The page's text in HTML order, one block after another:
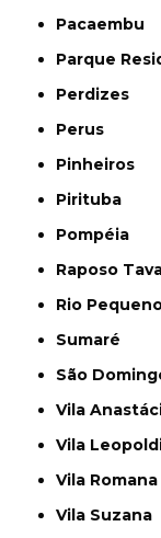
Pacaembu
Parque
Perdizes
Perus
Pinheiros
Pirituba
Pompéia
Raposo
Rio
Sumaré
São
Vila
Vila
Vila Romana
Vila Suzana